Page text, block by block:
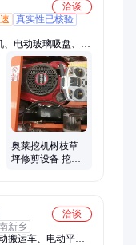
洽谈
真实性已核验
电动玻璃吸盘、工
、钢筋焊网机、等
输送泵、螺旋钻机、
平机、混凝土摊铺
激光切割机、制氮
奥莱挖机树枝草
坪修剪设备 挖掘
洽谈
新乡
搬运车、电动平